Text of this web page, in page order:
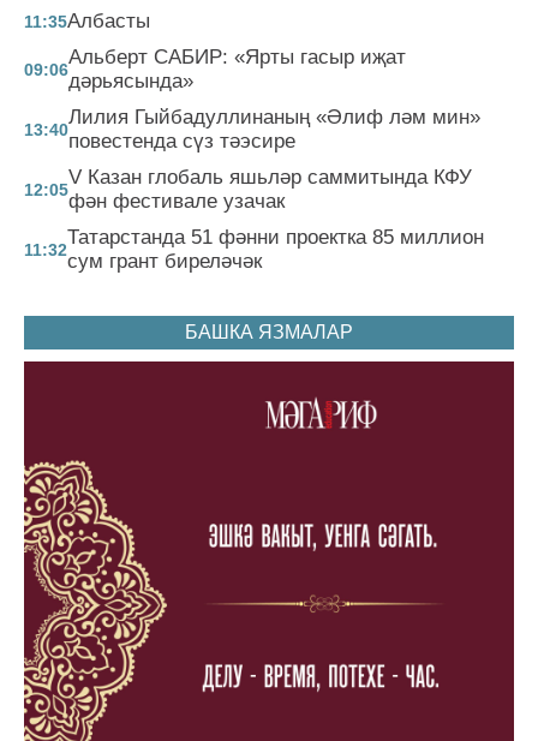
11:35Албасты
09:06
Альберт САБИР: «Ярты гасыр иҗат
дәрьясында»
13:40
Лилия Гыйбадуллинаның «Әлиф ләм мин»
повестенда сүз тәэсире
12:05
V Казан глобаль яшьләр саммитында КФУ
фән фестивале узачак
11:32
Татарстанда 51 фәнни проектка 85 миллион
сум грант биреләчәк
БАШКА ЯЗМАЛАР